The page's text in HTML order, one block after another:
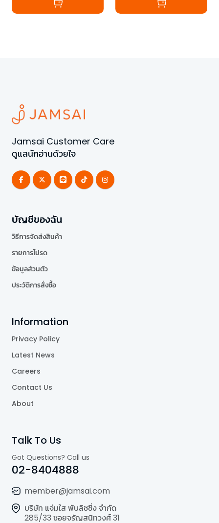
Jamsai Customer Care
ดูแลนักอ่านด้วยใจ
บัญชีของฉัน
วิธีการจัดส่งสินค้า
รายการโปรด
ข้อมูลส่วนตัว
ประวัติการสั่งซื้อ
Information
Privacy Policy
Latest News
Careers
Contact Us
About
Talk To Us
Got Questions? Call us
02-8404888
member@jamsai.com
บริษัท แจ่มใส พับลิชชิ่ง จำกัด
285/33 ซอยจรัญสนิทวงศ์ 31